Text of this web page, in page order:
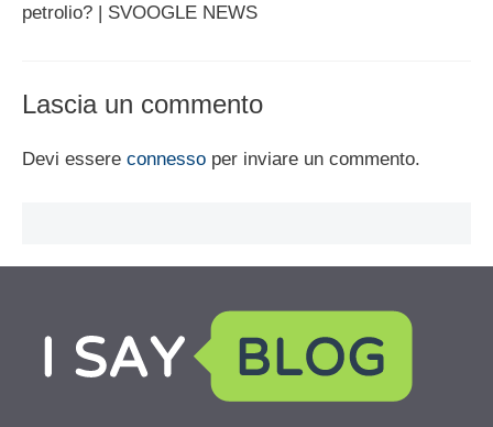
petrolio? | SVOOGLE NEWS
Lascia un commento
Devi essere connesso per inviare un commento.